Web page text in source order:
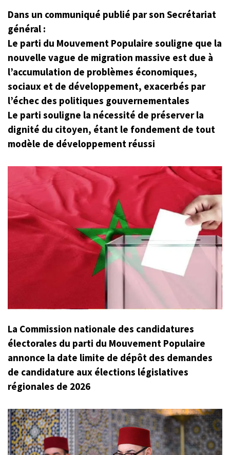
Dans un communiqué publié par son Secrétariat
général :
Le parti du Mouvement Populaire souligne que la
nouvelle vague de migration massive est due à
l’accumulation de problèmes économiques,
sociaux et de développement, exacerbés par
l’échec des politiques gouvernementales
Le parti souligne la nécessité de préserver la
dignité du citoyen, étant le fondement de tout
modèle de développement réussi
La Commission nationale des candidatures
électorales du parti du Mouvement Populaire
annonce la date limite de dépôt des demandes
de candidature aux élections législatives
régionales de 2026